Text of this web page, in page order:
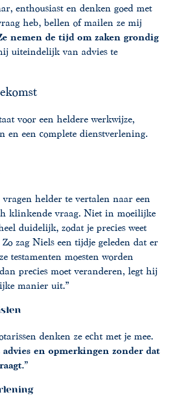
enthousiast en denken goed met
heb, bellen of mailen ze mij
nemen de tijd om zaken grondig
uiteindelijk van advies te
voor een heldere werkwijze,
en een complete dienstverlening.
vragen helder te vertalen naar een
klinkende vraag. Niet in moeilijke
duidelijk, zodat je precies weet
zag Niels een tijdje geleden dat er
testamenten moesten worden
precies moet veranderen, legt hij
manier uit.”
denken ze echt met je mee.
en opmerkingen zonder dat
”